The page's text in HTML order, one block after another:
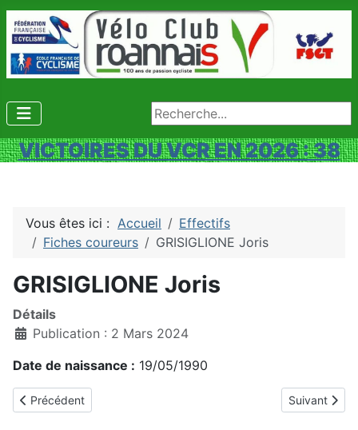
Rechercher
VICTOIRES DU VCR EN 2026 : 38
Vous êtes ici : Accueil
Effectifs
Fiches coureurs
GRISIGLIONE Joris
GRISIGLIONE Joris
Détails
Publication : 2 Mars 2024
Date de naissance : 19/05/1990
Article précédent : GONZALES Quentin
Précédent Article
Suivant